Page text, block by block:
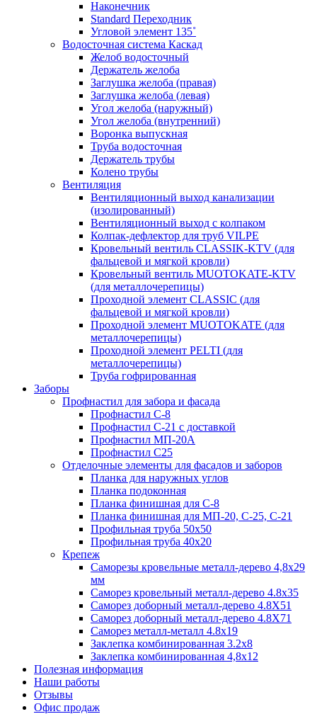
Наконечник
Standard Переходник
Угловой элемент 135˚
Водосточная система Каскад
Желоб водосточный
Держатель желоба
Заглушка желоба (правая)
Заглушка желоба (левая)
Угол желоба (наружный)
Угол желоба (внутренний)
Воронка выпускная
Труба водосточная
Держатель трубы
Колено трубы
Вентиляция
Вентиляционный выход канализации
(изолированный)
Вентиляционный выход с колпаком
Колпак-дефлектор для труб VILPE
Кровельный вентиль CLASSIK-KTV (для
фальцевой и мягкой кровли)
Кровельный вентиль MUOTOKATE-KTV
(для металлочерепицы)
Проходной элемент CLASSIC (для
фальцевой и мягкой кровли)
Проходной элемент MUOTOKATE (для
металлочерепицы)
Проходной элемент PELTI (для
металлочерепицы)
Труба гофрированная
Заборы
Профнастил для забора и фасада
Профнастил С-8
Профнастил С-21 с доставкой
Профнастил МП-20А
Профнастил С25
Отделочные элементы для фасадов и заборов
Планка для наружных углов
Планка подоконная
Планка финишная для С-8
Планка финишная для МП-20, С-25, С-21
Профильная труба 50x50
Профильная труба 40x20
Крепеж
Саморезы кровельные металл-дерево 4,8х29
мм
Саморез кровельный металл-дерево 4.8x35
Саморез доборный металл-дерево 4.8X51
Саморез доборный металл-дерево 4.8X71
Саморез металл-металл 4.8x19
Заклепка комбинированная 3.2x8
Заклепка комбинированная 4,8x12
Полезная информация
Наши работы
Отзывы
Офис продаж